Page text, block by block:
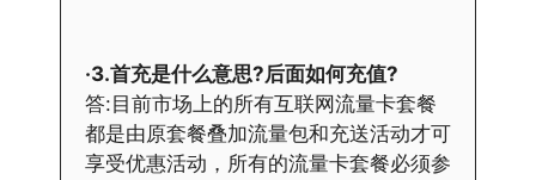
·3.首充是什么意思?后面如何充值?
答:目前市场上的所有互联网流量卡套餐
都是由原套餐叠加流量包和充送活动才可
享受优惠活动，所有的流量卡套餐必须参